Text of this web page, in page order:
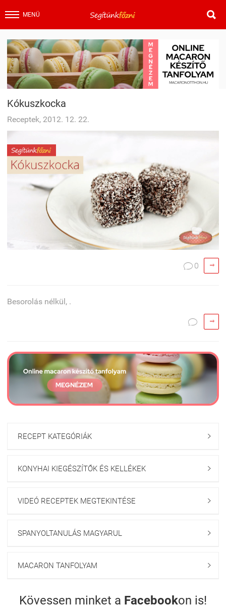
MENÜ 
Kókuszkocka
Receptek, 2012. 12. 22.
 0 
Besorolás nélkül, .
 
RECEPT KATEGÓRIÁK 
KONYHAI KIEGÉSZÍTŐK ÉS KELLÉKEK 
VIDEÓ RECEPTEK MEGTEKINTÉSE 
SPANYOLTANULÁS MAGYARUL 
MACARON TANFOLYAM 
Kövessen minket a Facebookon is!